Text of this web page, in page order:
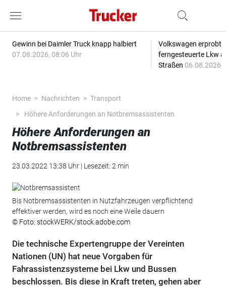
Gewinn bei Daimler Truck knapp halbiert
07.08.2026, 08:06 Uhr
Volkswagen erprobt
ferngesteuerte Lkw
Straßen 06.08.2026,
Home Nachrichten
Transport
Höhere Anforderungen an Notbremsassistenten
Höhere Anforderungen an
Notbremsassistenten
23.03.2022 13:38 Uhr | Lesezeit: 2 min
Bis Notbremsassistenten in Nutzfahrzeugen verpflichtend
effektiver werden, wird es noch eine Weile dauern
© Foto: stockWERK/stock.adobe.com
Die technische Expertengruppe der Vereinten
Nationen (UN) hat neue Vorgaben für
Fahrassistenzsysteme bei Lkw und Bussen
beschlossen. Bis diese in Kraft treten, gehen aber